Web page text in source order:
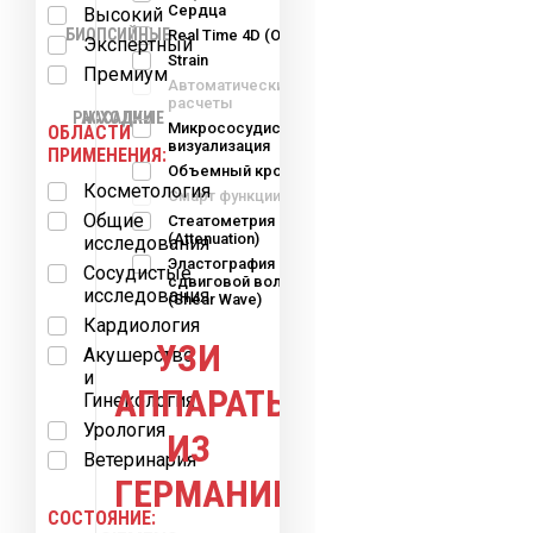
БИОПСИЙНЫЕ
НАСАДКИ
РАСХОДНЫЕ
МАТЕРИАЛЫ
Сердца
Real Time 4D (OB-GYN)
Strain
Автоматические
расчеты
Микрососудистая
визуализация
Объемный кровоток
Смарт функции
Стеатометрия
(Attenuation)
Эластография
сдвиговой волны
(Shear Wave)
Высокий
Экспертный
Премиум
ОБЛАСТИ
ПРИМЕНЕНИЯ:
Косметология
Общие
исследования
Сосудистые
исследования
Кардиология
Акушерство
и
Гинекология
Урология
Ветеринария
СОСТОЯНИЕ:
УЗИ
АППАРАТЫ
ИЗ
ГЕРМАНИИ